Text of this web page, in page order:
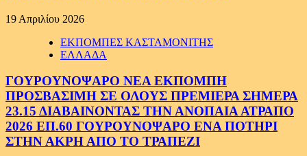
19 Απριλίου 2026
ΕΚΠΟΜΠΕΣ ΚΑΣΤΑΜΟΝΙΤΗΣ
ΕΛΛΑΔΑ
ΓΟΥΡΟΥΝΟΨΑΡΟ ΝΕΑ ΕΚΠΟΜΠΗ
ΠΡΟΣΒΑΣΙΜΗ ΣΕ ΟΛΟΥΣ ΠΡΕΜΙΕΡΑ ΣΗΜΕΡΑ
23.15 ΔΙΑΒΑΙΝΟΝΤΑΣ ΤΗΝ ΑΝΟΠΑΙΑ ΑΤΡΑΠΟ
2026 ΕΠ.60 ΓΟΥΡΟΥΝΟΨΑΡΟ ΕΝΑ ΠΟΤΗΡΙ
ΣΤΗΝ ΑΚΡΗ ΑΠΟ ΤΟ ΤΡΑΠΕΖΙ